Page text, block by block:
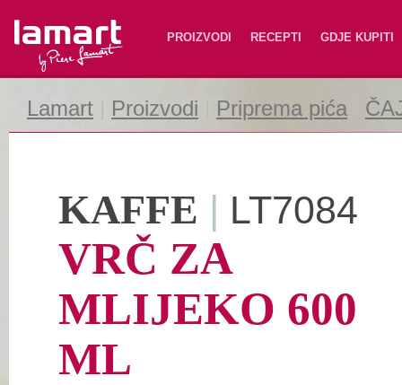
Lamart PROIZVODI RECEPTI GDJE KUPITI
Lamart Proizvodi Priprema pića
KAFFE | LT7084
VRČ ZA
MLIJEKO 600
ML